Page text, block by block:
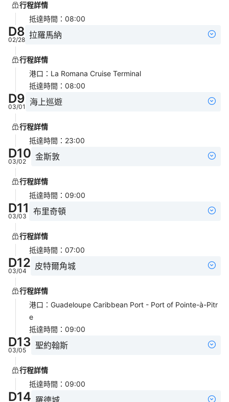
行程詳情
抵達時間 ： 08:00
D8
02/28 拉羅馬納
行程詳情
港口 ： La Romana Cruise Terminal
抵達時間 ： 08:00
D9
03/01 海上巡遊
行程詳情
抵達時間 ： 23:00
D10
03/02 金斯敦
行程詳情
抵達時間 ： 09:00
D11
03/03 布里奇頓
行程詳情
抵達時間 ： 07:00
D12
03/04 皮特爾角城
行程詳情
港口 ： Guadeloupe Caribbean Port - Port of Pointe-à-Pitr
e
抵達時間 ： 09:00
D13
03/05 聖約翰斯
行程詳情
抵達時間 ： 09:00
D14 羅德城